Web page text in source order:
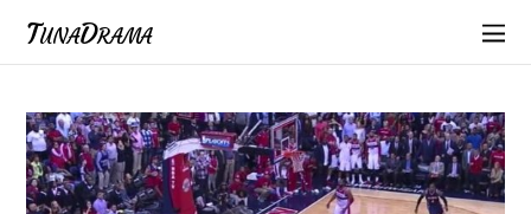
TunaDrama